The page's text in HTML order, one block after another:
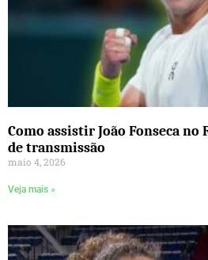
Como assistir João Fonseca no
de transmissão
maio 4, 2026
Veja mais »